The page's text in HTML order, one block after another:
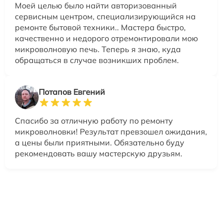
Моей целью было найти авторизованный
сервисным центром, специализирующийся на
ремонте бытовой техники.. Мастера быстро,
качественно и недорого отремонтировали мою
микроволновую печь. Теперь я знаю, куда
обращаться в случае возникших проблем.
Потапов Евгений
Спасибо за отличную работу по ремонту
микроволновки! Результат превзошел ожидания,
а цены были приятными. Обязательно буду
рекомендовать вашу мастерскую друзьям.